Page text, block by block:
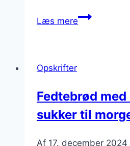
Læs mereFedtebrød
Opskrifter
Fedtebrød
sukker til
Af 17. december 2024